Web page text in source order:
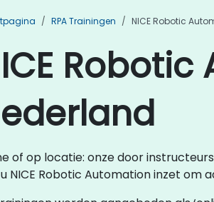
RPA Trainingen NICE Robotic
of op locatie: onze door
NICE Robotic Automation inzet